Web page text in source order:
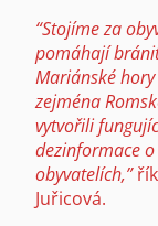
“Stojíme za
pomáhají
Mariánské
zejména
vytvořili
dezinformace
obyvatelích,”
Juřicová.